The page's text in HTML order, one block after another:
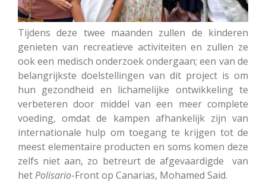
Tijdens deze twee maanden zullen de kinderen
genieten van recreatieve activiteiten en zullen ze
ook een medisch onderzoek ondergaan; een van de
belangrijkste doelstellingen van dit project is om
hun gezondheid en lichamelijke ontwikkeling te
verbeteren door middel van een meer complete
voeding, omdat de kampen afhankelijk zijn van
internationale hulp om toegang te krijgen tot de
meest elementaire producten en soms komen deze
zelfs niet aan, zo betreurt de afgevaardigde van
hetPolisario-Front op Canarias, Mohamed Said.